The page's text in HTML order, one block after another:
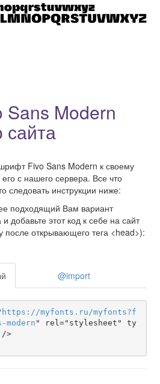
Modern
Fivo Sans Modern к своему
с нашего сервера. Все что
следовать инструкции ниже:
подходящий Вам вариант
добавьте этот код к себе на сайт
после открывающего тега <head>):
@import
https ://myfonts . ru /myfonts?f
" rel="stylesheet" ty
/>